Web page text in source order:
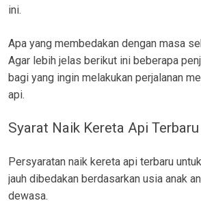
ini.
Apa yang membedakan dengan masa
Agar lebih jelas berikut ini beberapa
bagi yang ingin melakukan perjalanan
api.
Syarat Naik Kereta Api
Persyaratan naik kereta api terbaru
jauh dibedakan berdasarkan usia anak
dewasa.